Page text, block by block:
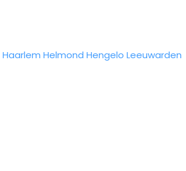
Haarlem Helmond Hengelo Leeuwarden